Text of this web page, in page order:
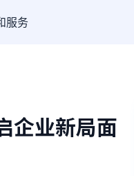
服务
企业新局面